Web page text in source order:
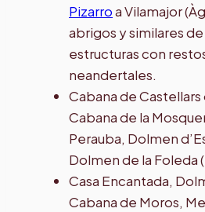
Pizarroa Vilamajor
abrigos y similares
estructuras con
neandertales.
Cabana de Castellars
Cabana de la
Perauba, Dolmen
Dolmen de la Foleda
Casa Encantada,
Cabana de Moros,